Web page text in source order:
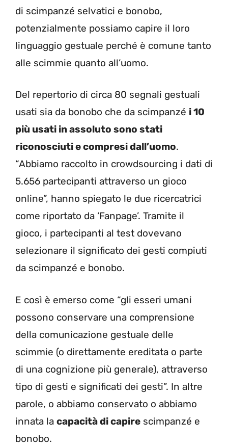
di scimpanzé selvatici e bonobo,
potenzialmente possiamo capire il loro
linguaggio gestuale perché è comune tanto
alle scimmie quanto all’uomo.
Del repertorio di circa 80 segnali gestuali
usati sia da bonobo che da scimpanzé i 10
più usati in assoluto sono stati
riconosciuti e compresi dall’uomo.
“Abbiamo raccolto in crowdsourcing i dati di
5.656 partecipanti attraverso un gioco
online”, hanno spiegato le due ricercatrici
come riportato da ‘Fanpage’. Tramite il
gioco, i partecipanti al test dovevano
selezionare il significato dei gesti compiuti
da scimpanzé e bonobo.
E così è emerso come “gli esseri umani
possono conservare una comprensione
della comunicazione gestuale delle
scimmie (o direttamente ereditata o parte
di una cognizione più generale), attraverso
tipo di gesti e significati dei gesti”. In altre
parole, o abbiamo conservato o abbiamo
innata la capacità di capire scimpanzé e
bonobo.